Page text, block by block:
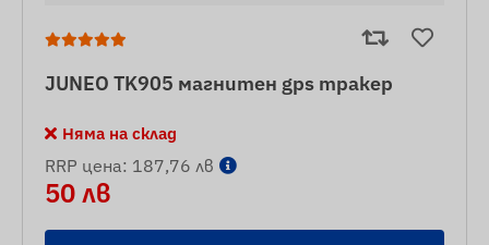
JUNEO TK905 магнитен gps тракер
Няма на склад
RRP цена: 187,76 лв
50 лв